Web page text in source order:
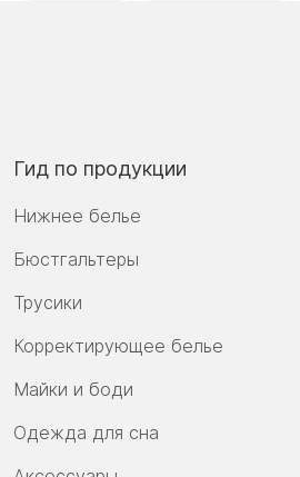
Гид по продукции
Нижнее белье
Бюстгальтеры
Трусики
Корректирующее белье
Майки и боди
Одежда для сна